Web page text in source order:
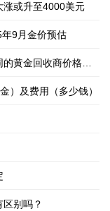
涨或升至4000美元
9月金价预估
黄金回收商价格相
）及费用（多少钱）
别吗？